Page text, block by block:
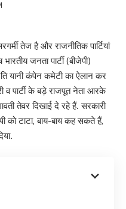
तेज है और राजनीतिक पार्टियां
जनता पार्टी (बीजेपी)
यानी कंपेन कमेटी का ऐलान कर
व पार्टी के बड़े राजपूत नेता आरके
तेवर दिखाई दे रहे हैं. सरकारी
को टाटा, बाय-बाय कह सकते हैं,